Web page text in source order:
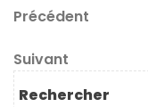
Navigation
de
l’article
Article
Précédent
Article
suivant
Suivant
Rechercher